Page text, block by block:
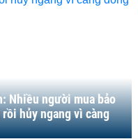
Nhiều người mua bảo
hủy ngang vì càng